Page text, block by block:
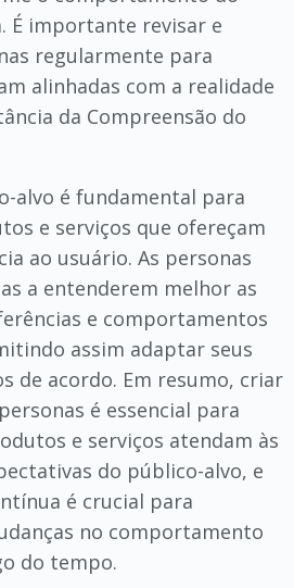
É importante revisar e
regularmente para
alinhadas com a realidade
da Compreensão do
alvo é fundamental para
e serviços que ofereçam
ao usuário. As personas
a entenderem melhor as
e comportamentos
assim adaptar seus
de acordo. Em resumo, criar
é essencial para
e serviços atendam às
do público-alvo, e
é crucial para
no comportamento
do tempo.